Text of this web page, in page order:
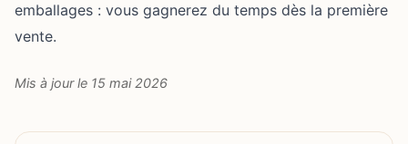
emballages : vous gagnerez du temps dès la première
vente.
Mis à jour le 15 mai 2026